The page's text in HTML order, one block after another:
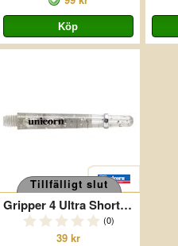
Tillfälligt slut
Gripper 4 Ultra Short Clear
(0)
39 kr